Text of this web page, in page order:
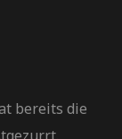
bereits die